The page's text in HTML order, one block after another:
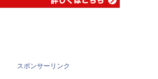
スポンサーリンク